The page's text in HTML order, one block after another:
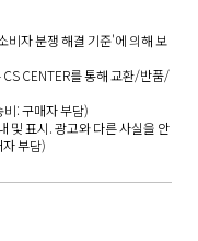
비자 분쟁 해결 기준'에 의해 보
CENTER를 통해 교환/반품/
: 구매자 부담)
및 표시. 광고와 다른 사실을 안
부담)